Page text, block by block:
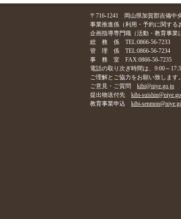
〒716-1241 岡山県加賀郡吉備中
事業推進係（利用・予約に関する
企画指導専門職（活動・教育事業
総 務 係 TEL:0866-56-7233
管 理 係 TEL:0866-56-7234
事 務 室 FAX:0866-56-7235
電話の取り次ぎ時間は、9:00～
ご理解とご協力をお願い致します。
ご意見・ご質問 kibi@niye.go.jp
提出物送付先 kibi-
教育事業申込 kibi-